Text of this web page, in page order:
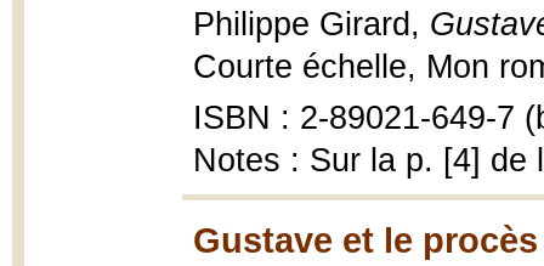
Philippe Girard,
Courte échelle, Mon
ISBN : 2-89021-649-7
Notes : Sur la p. [4] de
Gustave et le